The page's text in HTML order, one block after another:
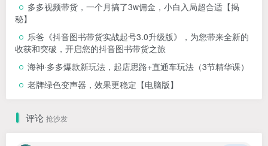
多多视频带货，一个月搞了3w佣金，小白入局超合适【揭
秘】
乐爸《抖音图书带货实战起号3.0升级版》，为您带来全新的
收获和突破，开启您的抖音图书带货之旅
海神·多多爆款新玩法，​起店思路+直通车玩法（3节精华课）
老牌绿色变声器，效果更稳定【电脑版】
评论 抢沙发